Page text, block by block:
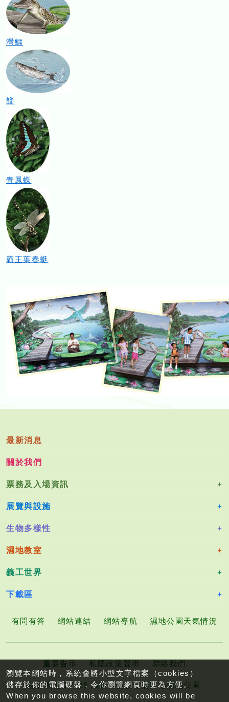
灣鱷
鯔
青鳳蝶
霸王葉春蜓
最新消息
關於我們
票務及入場資訊
展覽與設施
生物多樣性
濕地教室
義工世界
下載區
有問有答 網站連結 網站導航 濕地公園天氣情況
重要告示 私隱政策聲明 聯絡我們
版權所有©2026 漁農自然護理署香港濕地公園
瀏覽本網站時，系統會將小型文字檔案（cookies）
儲存於你的電腦硬盤，令你瀏覽網頁時更為方便。
When you browse this website, cookies will be